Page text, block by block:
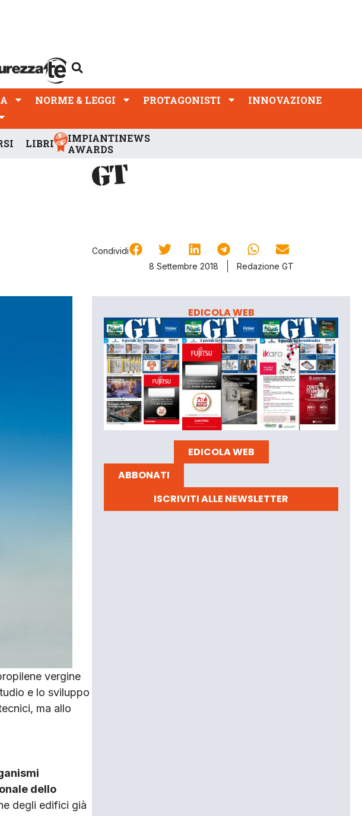
NORME & LEGGI PROTAGONISTI
INNOVAZIONE
LIBRI
IMPIANTINEWS
AWARDS
Condividi
8 Settembre 2018
Redazione GT
vergine
e lo sviluppo
ma allo
dello
degli edifici già
EDICOLA WEB
EDICOLA WEB
ABBONATI
ISCRIVITI ALLE NEWSLETTER